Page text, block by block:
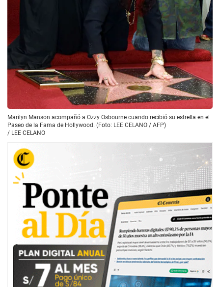
Marilyn Manson acompañó a Ozzy Osbourne cuando recibió su estrella en el
Paseo de la Fama de Hollywood. (Foto: LEE CELANO / AFP)
/ LEE CELANO